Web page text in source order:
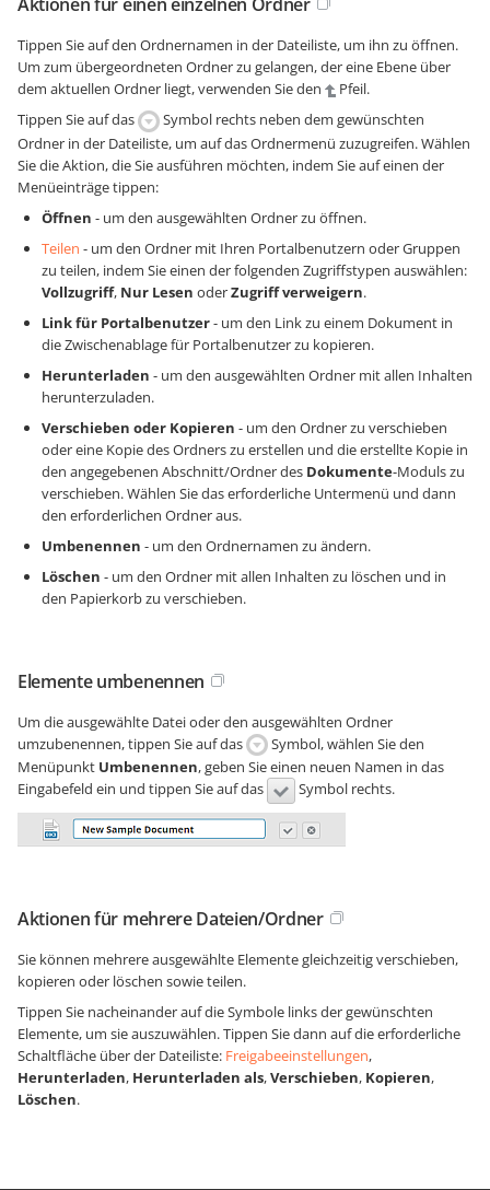
Tippen Sie auf den Ordnernamen in der Dateiliste, um ihn zu öffnen.
Um zum übergeordneten Ordner zu gelangen, der eine Ebene über
dem aktuellen Ordner liegt, verwenden Sie den
Pfeil.
Tippen Sie auf das
Symbol rechts neben dem gewünschten
Ordner in der Dateiliste, um auf das Ordnermenü zuzugreifen. Wählen
Sie die Aktion, die Sie ausführen möchten, indem Sie auf einen der
Menüeinträge tippen:
Öffnen - um den ausgewählten Ordner zu öffnen.
Teilen - um den Ordner mit Ihren Portalbenutzern oder Gruppen
zu teilen, indem Sie einen der folgenden Zugriffstypen auswählen:
Vollzugriff, Nur Lesen oderZugriff verweigern.
Link für Portalbenutzer- um den Link zu einem Dokument in
die Zwischenablage für Portalbenutzer zu kopieren.
Herunterladen - um den ausgewählten Ordner mit allen Inhalten
herunterzuladen.
Verschieben oder Kopieren - um den Ordner zu verschieben
oder eine Kopie des Ordners zu erstellen und die erstellte Kopie in
den angegebenen Abschnitt/Ordner des Dokumente-Moduls zu
verschieben. Wählen Sie das erforderliche Untermenü und dann
den erforderlichen Ordner aus.
Umbenennen - um den Ordnernamen zu ändern.
Löschen - um den Ordner mit allen Inhalten zu löschen und in
den Papierkorb zu verschieben.
Elemente umbenennen
Um die ausgewählte Datei oder den ausgewählten Ordner
umzubenennen, tippen Sie auf das
Symbol, wählen Sie den
Menüpunkt Umbenennen, geben Sie einen neuen Namen in das
Eingabefeld ein und tippen Sie auf das
Symbol rechts.
Aktionen für mehrere Dateien/Ordner
Sie können mehrere ausgewählte Elemente gleichzeitig verschieben,
kopieren oder löschen sowie teilen.
Tippen Sie nacheinander auf die Symbole links der gewünschten
Elemente, um sie auszuwählen. Tippen Sie dann auf die erforderliche
Schaltfläche über der Dateiliste: Freigabeeinstellungen,
Herunterladen, Herunterladen als,Verschieben, Kopieren,
Löschen.